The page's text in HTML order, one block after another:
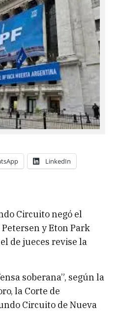
LinkedIn
Circuito negó el
y Eton Park
de jueces revise la
soberana”, según la
la Corte de
Circuito de Nueva